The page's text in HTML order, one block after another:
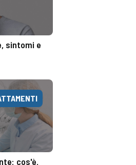
sintomi e
cos'è,